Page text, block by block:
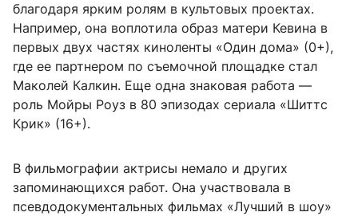
благодаря ярким ролям в культовых проектах.
Например, она воплотила образ матери Кевина в
первых двух частях киноленты «Один дома» (0+),
где ее партнером по съемочной площадке стал
Маколей Калкин. Еще одна знаковая работа —
роль Мойры Роуз в 80 эпизодах сериала «Шиттс
Крик» (16+).
В фильмографии актрисы немало и других
запоминающихся работ. Она участвовала в
псевдодокументальных фильмах «Лучший в шоу»